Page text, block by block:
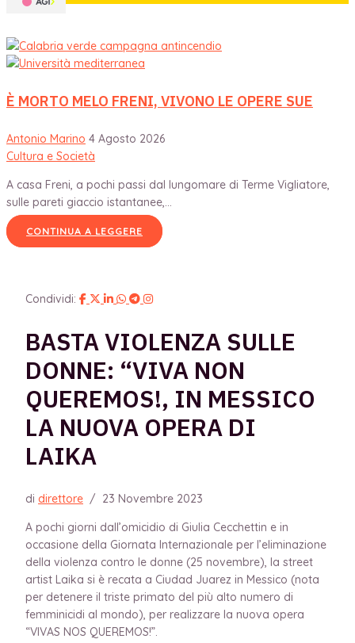
È MORTO MELO FRENI, VIVONO LE OPERE SUE
Antonio Marino 4 Agosto 2026
Cultura e Società
A casa Freni, a pochi passi dal lungomare di Terme Vigliatore,
sulle pareti giaccio istantanee,...
CONTINUA A LEGGERE
Condividi:
BASTA VIOLENZA SULLE
DONNE: “VIVA NON
QUEREMOS!, IN MESSICO
LA NUOVA OPERA DI
LAIKA
di direttore / 23 Novembre 2023
A pochi giorni dall’omicidio di Giulia Cecchettin e in
occasione della Giornata Internazionale per l’eliminazione
della violenza contro le donne (25 novembre), la street
artist Laika si è recata a Ciudad Juarez in Messico (nota
per detenere il triste primato del più alto numero di
femminicidi al mondo), per realizzare la nuova opera
“VIVAS NOS QUEREMOS!”.